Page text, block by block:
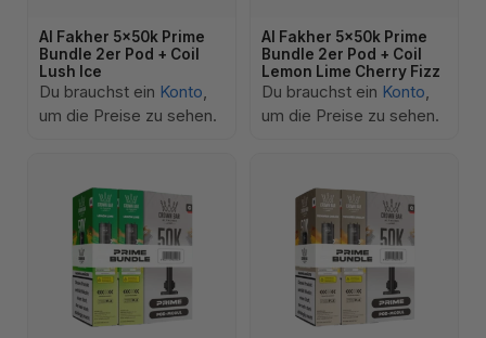
Al Fakher 5x50k Prime
Bundle 2er Pod + Coil
Lush Ice
Du brauchst ein Konto,
um die Preise zu sehen.
Al Fakher 5x50k Prime
Bundle 2er Pod + Coil
Lemon Lime Cherry Fizz
Du brauchst ein Konto,
um die Preise zu sehen.